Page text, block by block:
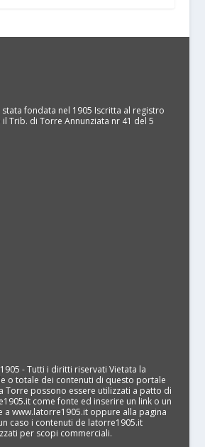
stata fondata nel 1905 Iscritta al registro
Trib. di Torre Annunziata nr 41 del 5
- Tutti i diritti riservati Vietata la
o totale dei contenuti di questo portale
Torre possono essere utilizzati a patto di
come fonte ed inserire un link o un
a www.latorre1905.it oppure alla pagina
caso i contenuti de latorre1905.it
per scopi commerciali.